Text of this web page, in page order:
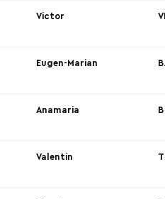
Victor
Eugen-Marian
Anamaria B
Valentin